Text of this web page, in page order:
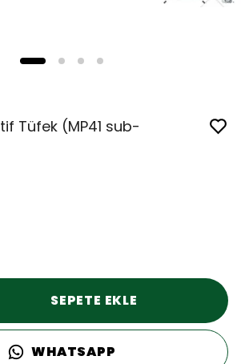
Tüfek (MP41 sub-
SEPETE EKLE
WHATSAPP